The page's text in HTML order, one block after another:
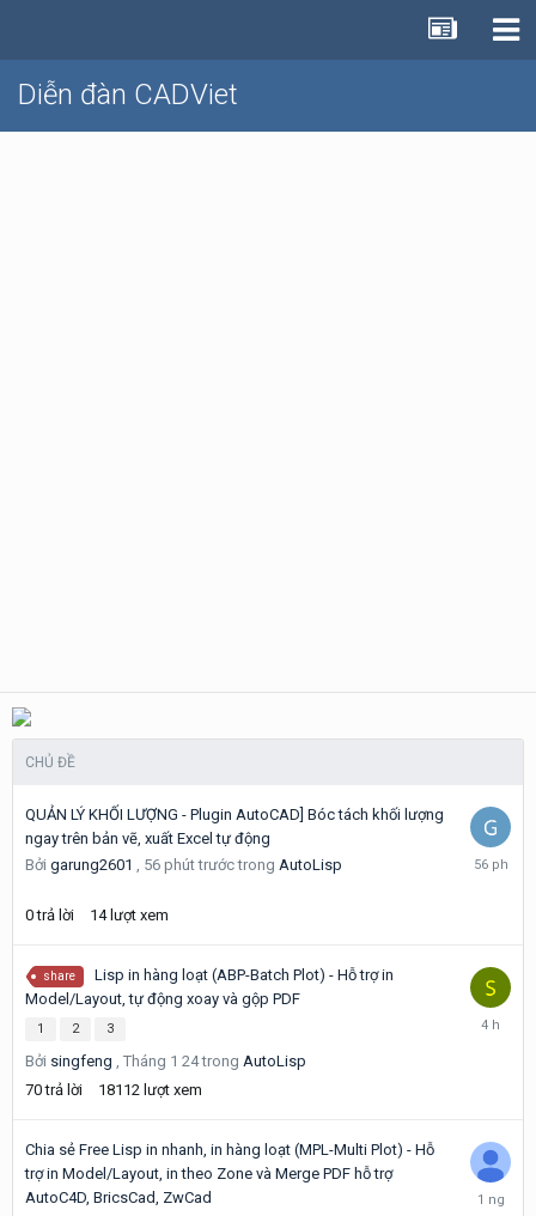
Diễn đàn CADViet
CHỦ ĐỀ
QUẢN LÝ KHỐI LƯỢNG - Plugin AutoCAD] Bóc tách khối lượng
ngay trên bản vẽ, xuất Excel tự động
Bởi garung2601 , 56 phút trướctrong AutoLisp
0 trả lời 14 lượt xem
56
share
Lisp in hàng loạt (ABP-Batch Plot) - Hỗ trợ in
Model/Layout, tự động xoay và gộp PDF
1 2 3
Bởi singfeng , Tháng 1 24trong AutoLisp
70 trả lời 18112 lượt xem
Chia sẻ Free Lisp in nhanh, in hàng loạt (MPL-Multi Plot) - Hỗ
trợ in Model/Layout, in theo Zone và Merge PDF hỗ trợ
AutoC4D, BricsCad, ZwCad
Hôm